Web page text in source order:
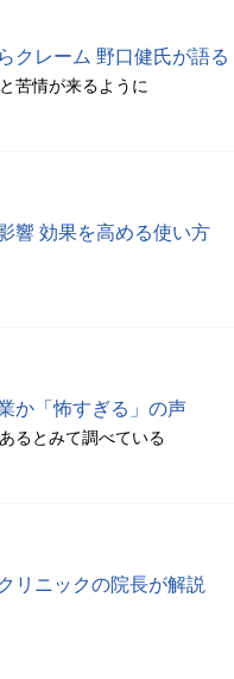
クレーム 野口健氏が語る
苦情が来るように
響 効果を高める使い方
か「怖すぎる」の声
るとみて調べている
リニックの院長が解説